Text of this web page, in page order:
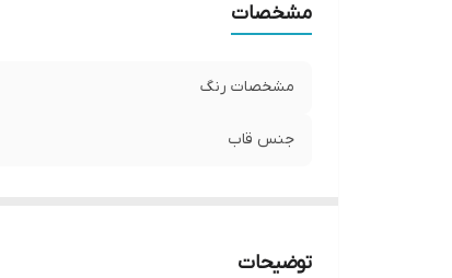
مشخصات
مشخصات رنگ
جنس قاب
توضیحات